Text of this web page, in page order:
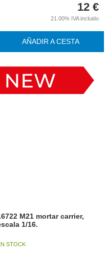
12 €
21.00% IVA incluido
AÑADIR A CESTA
M21 mortar carrier,
1/16.
STOCK